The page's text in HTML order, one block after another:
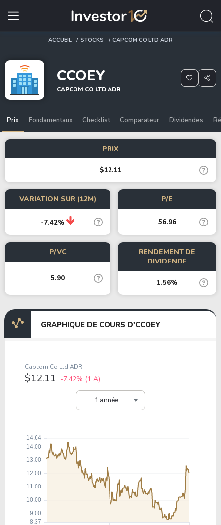
ACCUEIL STOCKS CAPCOM CO LTD ADR
CCOEY
CAPCOM CO LTD ADR
Prix Fondamentaux Checklist Comparateur Dividendes
PRIX
$12.11
VARIATION SUR (12M)
-7.42%
P/E
56.96
P/VC
5.90
RENDEMENT DE
DIVIDENDE
1.56%
GRAPHIQUE DE COURS D'CCOEY
1 année
Capcom Co Ltd ADR
$12.11 -7.42% (1 A)